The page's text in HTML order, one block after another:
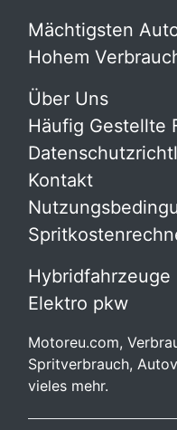
Mächtigsten
Hohem
Über Uns
Häufig Gestellte
Kontakt
Hybridfahrzeuge
Elektro pkw
Motoreu.com,
Spritverbrauch,
vieles mehr.